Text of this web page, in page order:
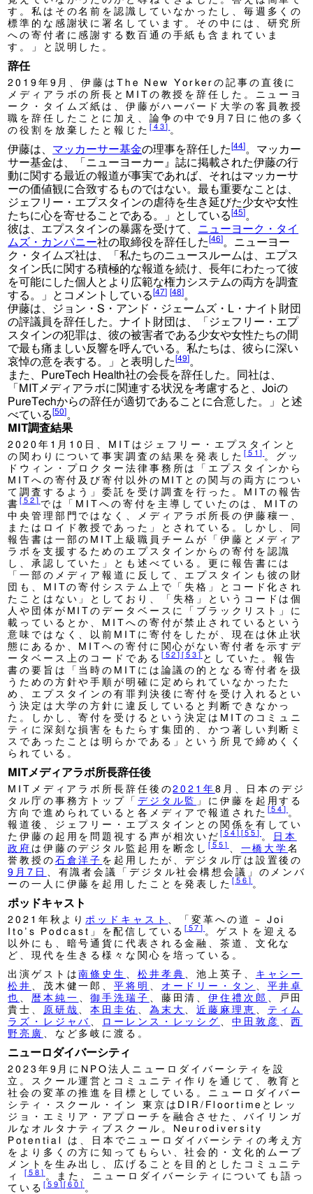
す。私はその名前を認識していなかったし、毎週多くの
標準的な感謝状に署名しています。その中には、研究所
への寄付者に感謝する数百通の手紙も含まれていま
す。」と説明した。
辞任
2019年9月、伊藤はThe New Yorkerの記事の直後に
メディアラボの所長とMITの教授を辞任した。ニューヨ
ーク・タイムズ紙は、伊藤がハーバード大学の客員教授
職を辞任したことに加え、論争の中で9月7日に他の多く
の役割を放棄したと報じた [ 43] 。
伊藤は、 マッカーサー基金の理事を辞任した[44]。マッカー
サー基金は、「ニューヨーカー』誌に掲載された伊藤の行
動に関する最近の報道が事実であれば、それはマッカーサ
ーの価値観に合致するものではない。最も重要なことは、
ジェフリー・エプスタインの虐待を生き延びた少女や女性
たちに心を寄せることである。」としている[45]。
彼は、エプスタインの暴露を受けて、 ニューヨーク・タイ
ムズ・カンパニー社の取締役を辞任した[46]。ニューヨー
ク・タイムズ社は、「私たちのニュースルームは、エプス
タイン氏に関する積極的な報道を続け、長年にわたって彼
を可能にした個人とより広範な権力システムの両方を調査
する。」とコメントしている[47] [48]。
伊藤は、ジョン・S・アンド・ジェームズ・L・ナイト財団
の評議員を辞任した。ナイト財団は、「ジェフリー・エプ
スタインの犯罪は、彼の被害者である少女や女性たちの間
で最も痛ましい反響を呼んでいる。私たちは、彼らに深い
哀悼の意を表する。」と表明した[49]。
また、PureTech Health社の会長を辞任した。同社は、
「MITメディアラボに関連する状況を考慮すると、Joiの
PureTechからの辞任が適切であることに合意した。」と述
べている[50]。
MIT調査結果
2020年1月10日、MITはジェフリー・エプスタインと
の関わりについて事実調査の結果を発表した [ 51] 。グッ
ドウィン・プロクター法律事務所は「エプスタインから
MITへの寄付及び寄付以外のMITとの関与の両方につい
て調査するよう」委託を受け調査を行った。MITの報告
書[ 52 ] では「MITへの寄付を主導していたのは、MITの
中央管理部門ではなく、メディアラボ所長の伊藤穰一、
またはロイド教授であった」とされている。しかし、同
報告書は一部のMIT上級職員チームが「伊藤とメディア
ラボを支援するためのエプスタインからの寄付を認識
し、承認していた」とも述べている。更に報告書には
「一部のメディア報道に反して、エプスタインも彼の財
団も、MITの寄付システム上で「失格」とコード化され
たことはない」としており、「失格」というコードは個
人や団体がMITのデータベースに「ブラックリスト」に
載っているとか、MITへの寄付が禁止されているという
意味ではなく、以前MITに寄付をしたが、現在は休止状
態にあるか、MITへの寄付に関心がない寄付者を示すデ
ータベース上のコードである [ 52] [53 ] としていた。報告
書の要旨は「当時のMITには論議の的となる寄付者を扱
うための方針や手順が明確に定められていなかったた
め、エプスタインの有罪判決後に寄付を受け入れるとい
う決定は大学の方針に違反していると判断できなかっ
た。しかし、寄付を受けるという決定はMITのコミュニ
ティに深刻な損害をもたらす集団的、かつ著しい判断ミ
スであったことは明らかである」という所見で締めくく
られている。
MITメディアラボ所長辞任後
MITメディアラボ所長辞任後の2021年 8月、日本のデジ
タル庁の事務方トップ「 デジタル監 」に伊藤を起用する
方向で進められていると各メディアで報道された [54] 。
報道後、ジェフリー・エプスタインとの関係を有してい
た伊藤の起用を問題視する声が相次いだ[ 54 ] [55] 。
日本
政府 は伊藤のデジタル監起用を断念し[55 ] 、 一橋大学名
誉教授の 石倉洋子 を起用したが、デジタル庁は設置後の
9月7日
、有識者会議「デジタル社会構想会議」のメンバ
ーの一人に伊藤を起用したことを発表した [ 56 ] 。
ポッドキャスト
2021年秋より ポッドキャスト
、「変革への道 – Joi
Ito’s Podcast」を配信している [ 57] 。ゲストを迎える
以外にも、暗号通貨に代表される金融、茶道、文化な
ど、現代を生きる様々な関心を培っている。
出演ゲストは南條史生 松井孝典 、池上英子、 キャシー
松井
、茂木健一郎、平将明 オードリー・タン
平井卓
也
暦本純一 、御手洗瑞子 、藤田清、伊住禮次郎
、戸田
貴士、
原研哉 、本田圭佑 為末大 、近藤麻理恵
ティム
ラズ・レジャバ
ローレンス・レッシグ 中田敦彦 、西
野亮廣
、など多岐に渡る。
ニューロダイバーシティ
2023年9月にNPO法人ニューロダイバーシティを設
立。スクール運営とコミュニティ作りを通じて、教育と
社会の変革の推進を目標としている。ニューロダイバー
シティ・スクール・イン 東京はDIR/Floortimeとレッ
ジョ・エミリア・アプローチを融合させた、バイリンガ
ルなオルタナティブスクール。Neurodiversity
Potential は、日本でニューロダイバーシティの考え方
をより多くの方に知ってもらい、社会的・文化的ムーブ
メントを生み出し、広げることを目的としたコミュニテ
ィ
[ 58 ] 。また、ニューロダイバーシティについても語っ
ている [ 59 ] [60] 。